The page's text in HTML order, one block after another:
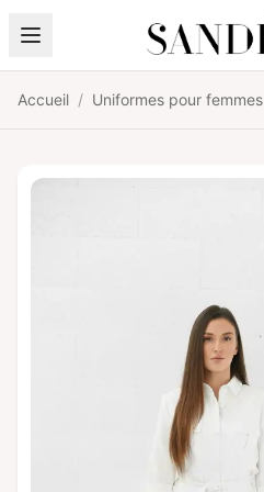
Aller au contenu
Accueil / Uniformes pour femmes